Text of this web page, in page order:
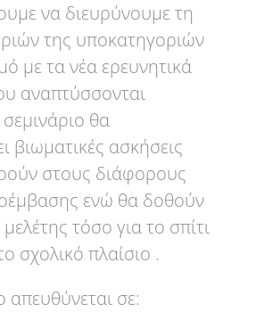
να διευρύνουμε τη
της υποκατηγοριών
με τα νέα ερευνητικά
αναπτύσσονται
θα
βιωματικές ασκήσεις
στους διάφορους
ενώ θα δοθούν
τόσο για το σπίτι
σχολικό πλαίσιο .
απευθύνεται σε: